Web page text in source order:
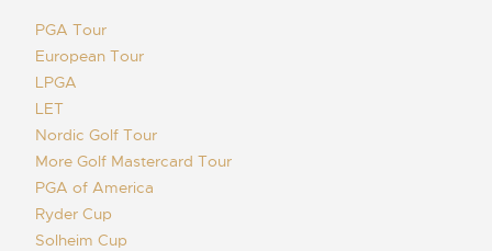
PGA Tour
European Tour
LPGA
LET
Nordic Golf Tour
More Golf Mastercard Tour
PGA of America
Ryder Cup
Solheim Cup